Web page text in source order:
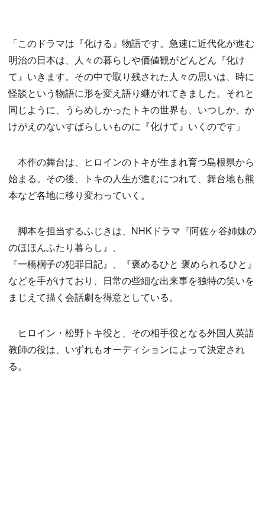
「このドラマは『化ける』物語です。急速に近代化が進む
明治の日本は、人々の暮らしや価値観がどんどん『化け
て』いきます。その中で取り残された人々の思いは、時に
怪談という物語に形を変え語り継がれてきました。それと
同じように、うらめしかったトキの世界も、いつしか、か
けがえのないすばらしいものに『化けて』いくのです」
本作の舞台は、ヒロインのトキが生まれ育つ島根県から
始まる。その後、トキの人生が進むにつれて、舞台地も熊
本など各地に移り変わっていく。
脚本を担当するふじきは、NHKドラマ『阿佐ヶ谷姉妹の
のほほんふたり暮らし』、
『一橋桐子の犯罪日記』、『褒めるひと 褒められるひと』
などを手がけており、日常の些細な出来事を独特の笑いを
まじえて描く会話劇を得意としている。
ヒロイン・松野トキ役と、その相手役となる外国人英語
教師の役は、いずれもオーディションによって決定され
る。